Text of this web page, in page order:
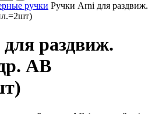
ручки Ручки Arni для раздвиж.
раздвиж.
АВ